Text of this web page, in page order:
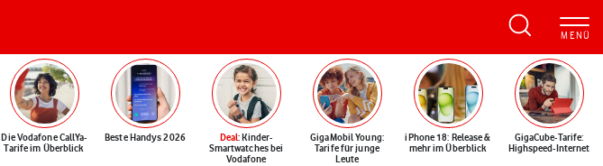
Die Vodafone CallYa-
Tarife im Überblick
Beste Handys 2026 Deal: Kinder-
Smartwatches bei
Vodafone
GigaMobil Young:
Tarife für junge
Leute
iPhone 18: Release &
mehr im Überblick
GigaCube-Tarife:
Highspeed-Internet